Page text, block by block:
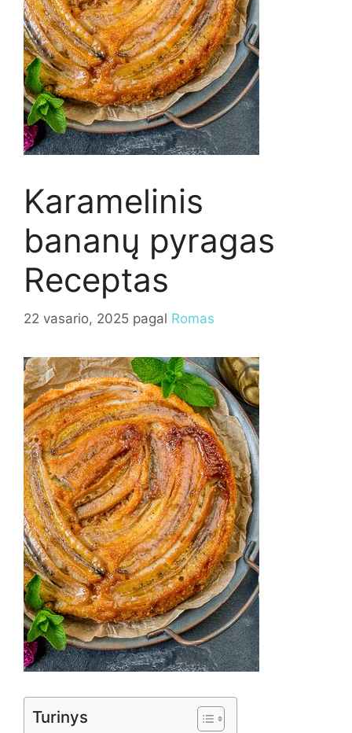
Karamelinis
bananų pyragas
Receptas
22 vasario, 2025 pagal Romas
Turinys